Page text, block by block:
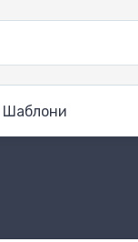
Шаблони